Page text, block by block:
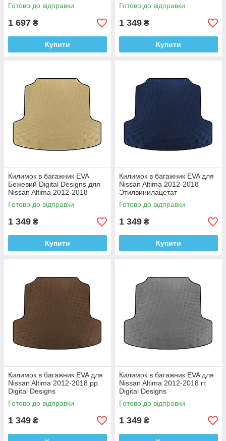
Готово до відправки
1 697 ₴
Купити
Готово до відправки
1 349 ₴
Купити
Килимок в багажник EVA
Бежевий Digital Designs для
Nissan Altima 2012-2018
Етилвінілацетат
Готово до відправки
1 349 ₴
Купити
Килимок в багажник EVA для
Nissan Altima 2012-2018
Этилвинилацетат
Готово до відправки
1 349 ₴
Купити
Килимок в багажник EVA для
Nissan Altima 2012-2018 рр.
Digital Designs
Етилвінілацетат
Готово до відправки
1 349 ₴
Килимок в багажник EVA для
Nissan Altima 2012-2018 гг.
Digital Designs
Этилвинилацетат
Готово до відправки
1 349 ₴